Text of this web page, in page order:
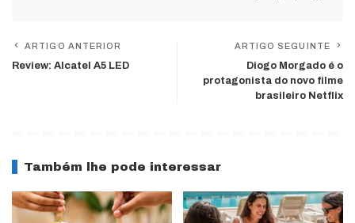
ARTIGO ANTERIOR
Review: Alcatel A5 LED
ARTIGO SEGUINTE
Diogo Morgado é o
protagonista do novo filme
brasileiro Netflix
Também lhe pode interessar